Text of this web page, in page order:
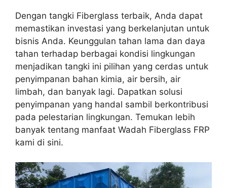
Dengan tangki Fiberglass terbaik, Anda dapat
memastikan investasi yang berkelanjutan untuk
bisnis Anda. Keunggulan tahan lama dan daya
tahan terhadap berbagai kondisi lingkungan
menjadikan tangki ini pilihan yang cerdas untuk
penyimpanan bahan kimia, air bersih, air
limbah, dan banyak lagi. Dapatkan solusi
penyimpanan yang handal sambil berkontribusi
pada pelestarian lingkungan. Temukan lebih
banyak tentang manfaat Wadah Fiberglass FRP
kami di sini.